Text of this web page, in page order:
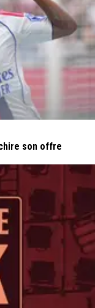
son offre